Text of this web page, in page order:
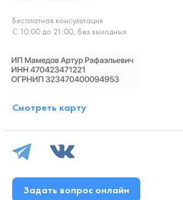
Бесплатная консультация
С 10:00 до 21:00, без выходных
Смотреть карту
Задать вопрос онлайн